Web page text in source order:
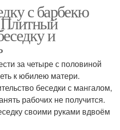
с барбекю
и
за четыре с половиной
к юбилею матери.
беседки с мангалом,
рабочих не получится.
своими руками вдвоём